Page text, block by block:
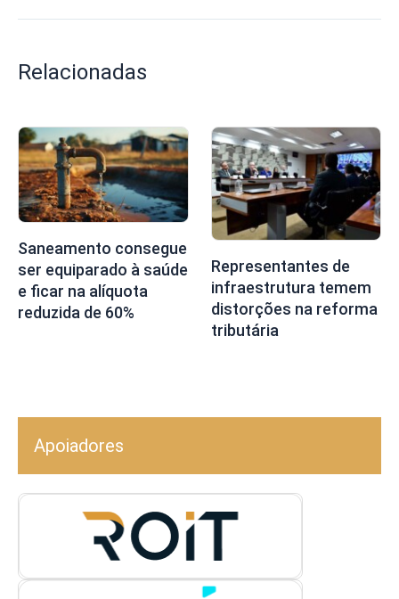
Relacionadas
Saneamento consegue
ser equiparado à saúde
e ficar na alíquota
reduzida de 60%
Representantes de
infraestrutura temem
distorções na reforma
tributária
Apoiadores